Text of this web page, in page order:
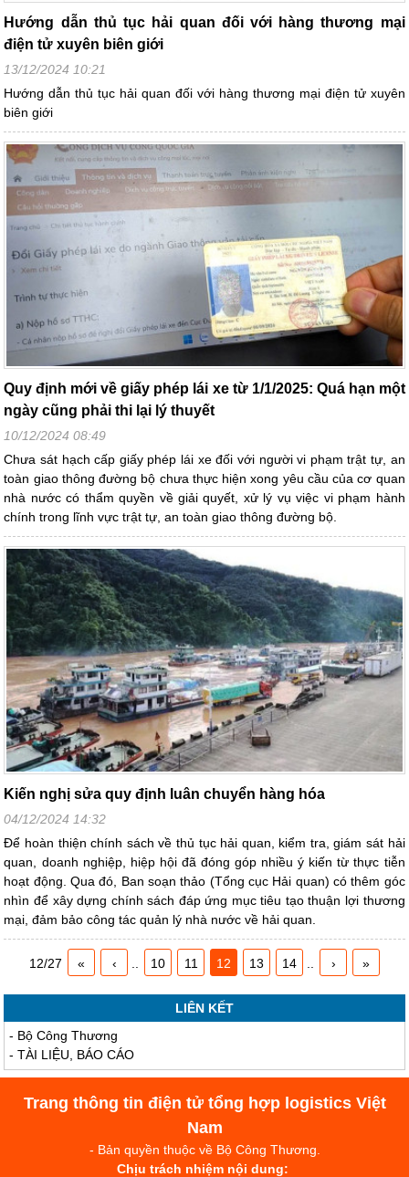
Hướng dẫn thủ tục hải quan đối với hàng thương mại
điện tử xuyên biên giới
13/12/2024 10:21
Hướng dẫn thủ tục hải quan đối với hàng thương mại điện tử xuyên
biên giới
Quy định mới về giấy phép lái xe từ 1/1/2025: Quá hạn một
ngày cũng phải thi lại lý thuyết
10/12/2024 08:49
Chưa sát hạch cấp giấy phép lái xe đối với người vi phạm trật tự, an
toàn giao thông đường bộ chưa thực hiện xong yêu cầu của cơ quan
nhà nước có thẩm quyền về giải quyết, xử lý vụ việc vi phạm hành
chính trong lĩnh vực trật tự, an toàn giao thông đường bộ.
Kiến nghị sửa quy định luân chuyển hàng hóa
04/12/2024 14:32
Để hoàn thiện chính sách về thủ tục hải quan, kiểm tra, giám sát hải
quan, doanh nghiệp, hiệp hội đã đóng góp nhiều ý kiến từ thực tiễn
hoạt động. Qua đó, Ban soạn thảo (Tổng cục Hải quan) có thêm góc
nhìn để xây dựng chính sách đáp ứng mục tiêu tạo thuận lợi thương
mại, đảm bảo công tác quản lý nhà nước về hải quan.
12/27 « ‹ 10 11 12 13 14 › »
LIÊN KẾT
- Bộ Công Thương
-TÀI LIỆU, BÁO CÁO
Trang thông tin điện tử tổng hợp logistics Việt
Nam
- Bản quyền thuộc về Bộ Công Thương.
Chịu trách nhiệm nội dung: